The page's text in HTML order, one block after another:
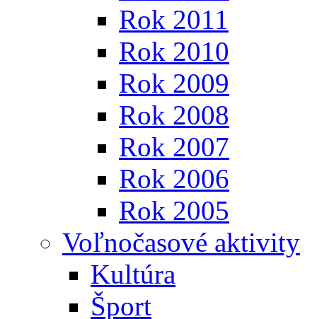
Rok 2011
Rok 2010
Rok 2009
Rok 2008
Rok 2007
Rok 2006
Rok 2005
Voľnočasové aktivity
Kultúra
Šport